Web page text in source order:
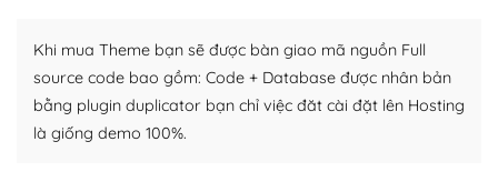
kiếm những cộng đồng WordPress, họ sẽ giúp bạn trả
lời, giải đáp vấn đề của bạn.
Cộng đồng sử dụng WordPress sẵn sàng hỗ trợ bạn
Khi mua Theme bạn sẽ được bàn giao mã nguồn Full
source code bao gồm: Code + Database được nhân bản
bằng plugin duplicator bạn chỉ việc đăt cài đặt lên Hosting
là giống demo 100%.